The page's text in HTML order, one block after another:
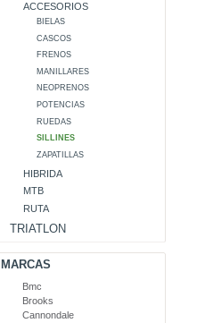
ACCESORIOS
BIELAS
CASCOS
FRENOS
MANILLARES
NEOPRENOS
POTENCIAS
RUEDAS
SILLINES
ZAPATILLAS
HIBRIDA
MTB
RUTA
TRIATLON
MARCAS
Bmc
Brooks
Cannondale